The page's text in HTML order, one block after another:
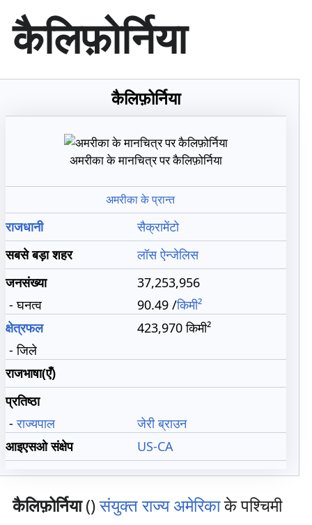
म
ग्री
जा
कैलिफ़ोर्निया
कैलिफ़ोर्निया
अमरीका के मानचित्र पर कैलिफ़ोर्निया
अमरीका के प्रान्त
राजधानी
सैक्रामेंटो
सबसे बड़ा शहर
लॉस ऐन्जेलिस
जनसंख्या
37,253,956
- घनत्व
90.49 /किमी²
क्षेत्रफल
423,970 किमी²
- जिले
राजभाषा(एँ)
प्रतिष्ठा
-राज्यपाल
जेरी ब्राउन
आइएसओ संक्षेप
US-CA
कैलिफ़ोर्निया()संयुक्त राज्य अमेरिकाके पश्चिमी